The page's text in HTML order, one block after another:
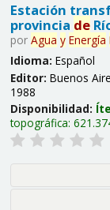
Estación
provincia de
por Agua y Energía
Idioma: Español
Editor: Buenos
1988
Disponibilidad:
topográfica: